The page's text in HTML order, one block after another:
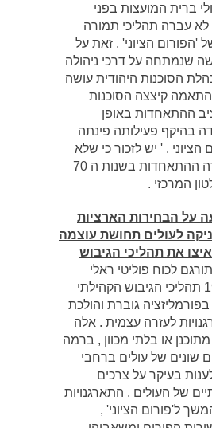
ברית המועצות בפני
לא עברה תהליכי תמורה
'הפורום הציוני' . זאת על
שנמתחה על דרכי ניהולה
הסוכנות היהודית עושה
. 97 בהתאמה קיצצה הסוכנות
ההתאחדות באופן
בהיקף פעילותה פינתה
הציוני . ' יש לזכור כי שלא
כמו הפורום נוסדה ההתאחדות בשנות ה 70
המרכזי .
על הבחירות הארציות
1992 העניקה לעולים תחושת עוצמה
את תהליכי הגיבוש
לכוח פוליטי ראלי
בבחירות " . 1996 תהליכי הגיבוש הקהילתי
גוברת והולכת
לעזרה עצמית . אלה
או בלתי מכוון , ברמה
שונים של עולים ברחבי
בעיקר על צרכים
של העולים . התארגנויות
ל'פורום הציוני' ,